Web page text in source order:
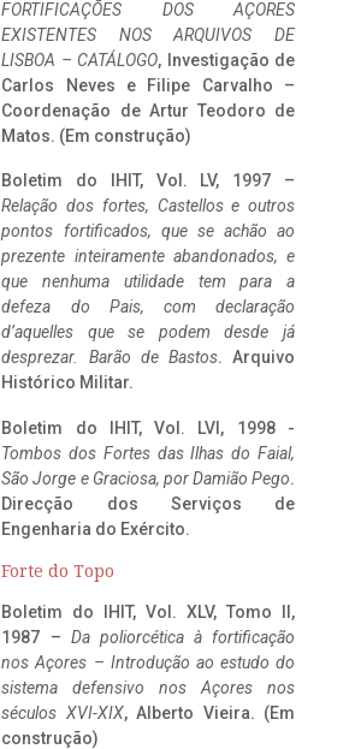
FORTIFICAÇÕES DOS AÇORES
EXISTENTES NOS ARQUIVOS DE
LISBOA – CATÁLOGO, Investigação de
Carlos Neves e Filipe Carvalho –
Coordenação de Artur Teodoro de
Matos. (Em construção)
Boletim do IHIT, Vol. LV, 1997 –
Relação dos fortes, Castellos e outros
pontos fortificados, que se achão ao
prezente inteiramente abandonados, e
que nenhuma utilidade tem para a
defeza do Pais, com declaração
d’aquelles que se podem desde já
desprezar. Barão de Bastos. Arquivo
Histórico Militar.
Boletim do IHIT, Vol. LVI, 1998 -
Tombos dos Fortes das Ilhas do Faial,
São Jorge e Graciosa, por Damião Pego.
Direcção dos Serviços de
Engenharia do Exército.
Forte do Topo
Boletim do IHIT, Vol. XLV, Tomo II,
1987 – Da poliorcética à fortificação
nos Açores – Introdução ao estudo do
sistema defensivo nos Açores nos
séculos XVI-XIX, Alberto Vieira. (Em
construção)